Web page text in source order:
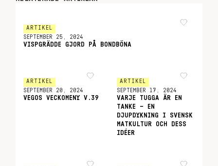
ARTIKEL
SEPTEMBER 25, 2024
VISPGRÄDDE GJORD PÅ BONDBÖNA
ARTIKEL
SEPTEMBER 20, 2024
VEGOS VECKOMENY V.39
ARTIKEL
SEPTEMBER 17, 2024
VARJE TUGGA ÄR EN
TANKE – EN
DJUPDYKNING I SVENSK
MATKULTUR OCH DESS
IDÉER